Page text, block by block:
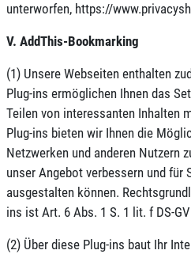
unterworfen, https://
V. AddThis-Bookmarking
(1) Unsere Webseiten enthalten
Plug-ins ermöglichen Ihnen das
Teilen von interessanten Inhalten
Plug-ins bieten wir Ihnen die
Netzwerken und anderen Nutzern
unser Angebot verbessern und für
ausgestalten können.
ins ist Art. 6 Abs. 1 S. 1 lit. f DS-
(2) Über diese Plug-ins baut Ihr